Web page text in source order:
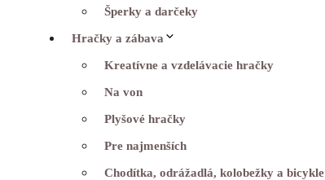
Šperky a darčeky
Hračky a zábava
Kreatívne a vzdelávacie hračky
Na von
Plyšové hračky
Pre najmenších
Chodítka, odrážadlá, kolobežky a bicykle